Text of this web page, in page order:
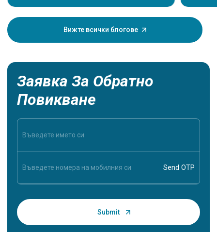
близък
Вижте всички блогове
Заявка За Обратно
Повикване